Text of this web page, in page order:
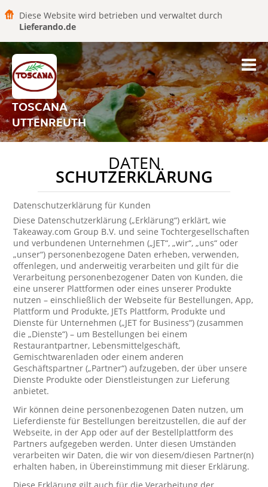
Diese Website wird betrieben und verwaltet durch
Lieferando.de
TOSCANA
UTTENREUTH
DATEN
SCHUTZERKLÄRUNG
Datenschutzerklärung für Kunden
Diese Datenschutzerklärung („Erklärung“) erklärt, wie
Takeaway.com Group B.V. und seine Tochtergesellschaften
und verbundenen Unternehmen („JET“, „wir“, „uns“ oder
„unser“) personenbezogene Daten erheben, verwenden,
offenlegen, und anderweitig verarbeiten und gilt für die
Verarbeitung personenbezogener Daten von Kunden, die
eine unserer Plattformen oder eines unserer Produkte
nutzen – einschließlich der Webseite für Bestellungen, App,
Plattform und Produkte, JETs Plattform, Produkte und
Dienste für Unternehmen („JET for Business“) (zusammen
die „Dienste“) – um Bestellungen bei einem
Restaurantpartner, Lebensmittelgeschäft,
Gemischtwarenladen oder einem anderen
Geschäftspartner („Partner“) aufzugeben, der über unsere
Dienste Produkte oder Dienstleistungen zur Lieferung
anbietet.
Wir können deine personenbezogenen Daten nutzen, um
Lieferdienste für Bestellungen bereitzustellen, die auf der
Webseite, in der App oder auf der Bestellplattform des
Partners aufgegeben werden. Unter diesen Umständen
verarbeiten wir Daten, die wir von diesem/diesen Partner(n)
erhalten haben, in Übereinstimmung mit dieser Erklärung.